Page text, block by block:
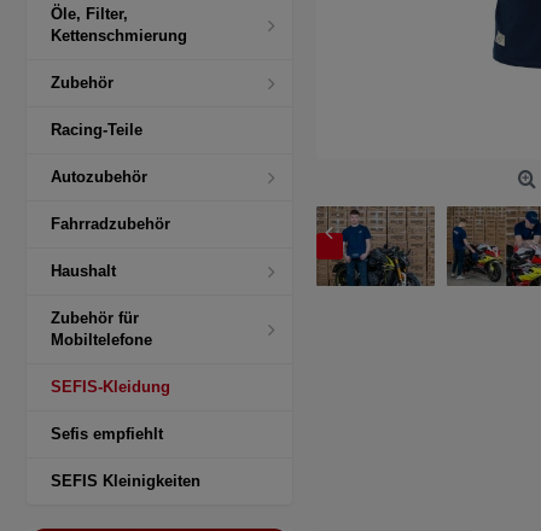
Öle, Filter,
Kettenschmierung
Zubehör
Racing-Teile
Autozubehör
Fahrradzubehör
Haushalt
Zubehör für
Mobiltelefone
SEFIS-Kleidung
Sefis empfiehlt
SEFIS Kleinigkeiten